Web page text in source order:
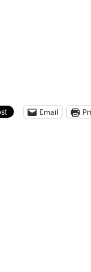
Email